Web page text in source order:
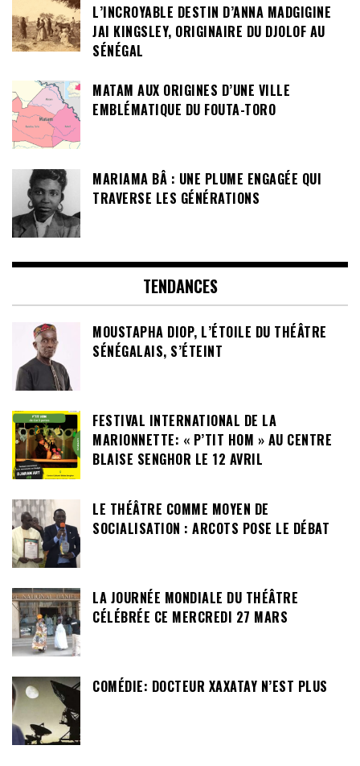
L’INCROYABLE DESTIN D’ANNA MADGIGINE
JAI KINGSLEY, ORIGINAIRE DU DJOLOF AU
SÉNÉGAL
MATAM AUX ORIGINES D’UNE VILLE
EMBLÉMATIQUE DU FOUTA-TORO
MARIAMA BÂ : UNE PLUME ENGAGÉE QUI
TRAVERSE LES GÉNÉRATIONS
TENDANCES
MOUSTAPHA DIOP, L’ÉTOILE DU THÉÂTRE
SÉNÉGALAIS, S’ÉTEINT
FESTIVAL INTERNATIONAL DE LA
MARIONNETTE: « P’TIT HOM » AU CENTRE
BLAISE SENGHOR LE 12 AVRIL
LE THÉÂTRE COMME MOYEN DE
SOCIALISATION : ARCOTS POSE LE DÉBAT
LA JOURNÉE MONDIALE DU THÉÂTRE
CÉLÉBRÉE CE MERCREDI 27 MARS
COMÉDIE: DOCTEUR XAXATAY N’EST PLUS